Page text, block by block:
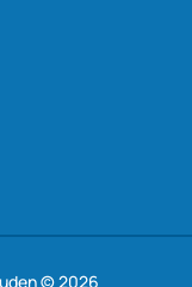
© 2026